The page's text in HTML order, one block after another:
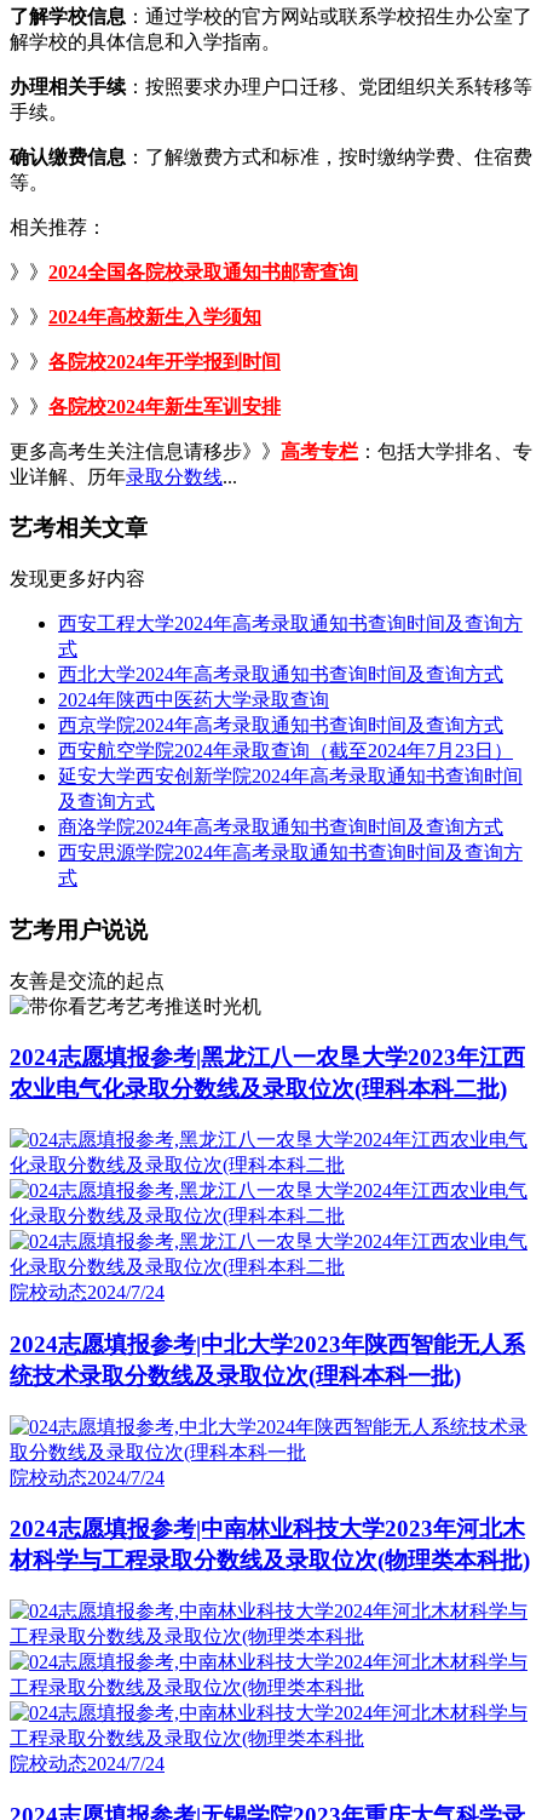
了解学校信息 ：通过学校的官方网站或联系学校招生办公室了
解学校的具体信息和入学指南。
办理相关手续：按照要求办理户口迁移、党团组织关系转移等
手续。
确认缴费信息 ：了解缴费方式和标准，按时缴纳学费、住宿费
等。
相关推荐：
》》 2024全国各院校录取通知书邮寄查询
》》 2024年高校新生入学须知
》》 各院校2024年开学报到时间
》》 各院校2024年新生军训安排
更多高考生关注信息请移步》》 高考专栏 ：包括大学排名、专
业详解、历年录取分数线...
艺考相关文章
发现更多好内容
西安工程大学2024年高考录取通知书查询时间及查询方
式
西北大学2024年高考录取通知书查询时间及查询方式
2024年陕西中医药大学录取查询
西京学院2024年高考录取通知书查询时间及查询方式
西安航空学院2024年录取查询（截至2024年7月23日）
延安大学西安创新学院2024年高考录取通知书查询时间
及查询方式
商洛学院2024年高考录取通知书查询时间及查询方式
西安思源学院2024年高考录取通知书查询时间及查询方
式
艺考用户说说
友善是交流的起点
艺考推送时光机
2024志愿填报参考|黑龙江八一农垦大学2023年江西
农业电气化录取分数线及录取位次(理科本科二批)
院校动态2024/7/24
2024志愿填报参考|中北大学2023年陕西智能无人系
统技术录取分数线及录取位次(理科本科一批)
院校动态2024/7/24
2024志愿填报参考|中南林业科技大学2023年河北木
材科学与工程录取分数线及录取位次(物理类本科批)
院校动态2024/7/24